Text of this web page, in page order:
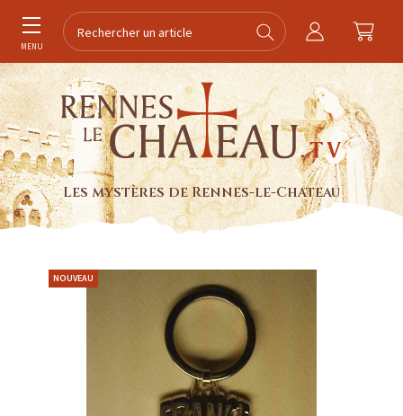
MENU
Les mystères de Rennes-le-Chateau
NOUVEAU